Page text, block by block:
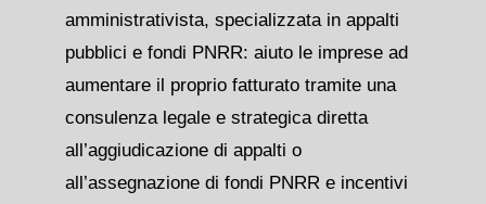
amministrativista, specializzata in appalti
pubblici e fondi PNRR: aiuto le imprese ad
aumentare il proprio fatturato tramite una
consulenza legale e strategica diretta
all’aggiudicazione di appalti o
all’assegnazione di fondi PNRR e incentivi